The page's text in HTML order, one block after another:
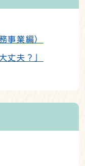
事業編）
丈夫？」